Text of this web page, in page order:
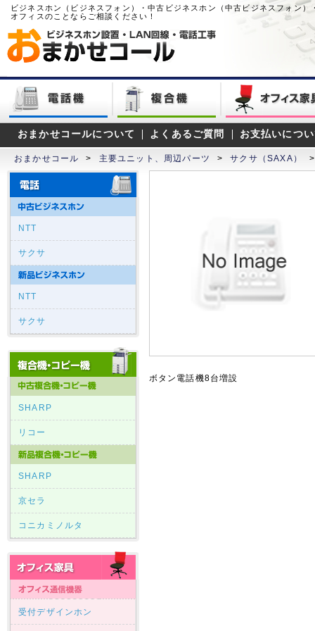
ビジネスホン（ビジネスフォン）・中古ビジネスホン（中古ビジネスフォン
オフィスのことならご相談ください！
おまかせコールについて よくあるご質問 お支払いにつ
おまかせコール > 主要ユニット、周辺パーツ > サクサ（SAXA） >
NTT
サクサ
NTT
サクサ
SHARP
リコー
SHARP
京セラ
コニカミノルタ
受付デザインホン
ボタン電話機8台増設